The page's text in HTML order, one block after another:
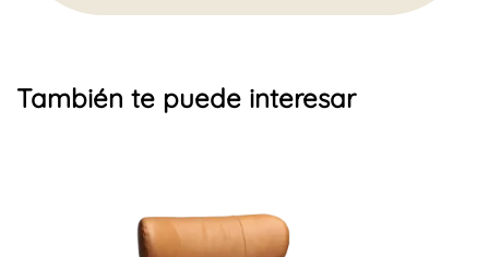
También te puede interesar